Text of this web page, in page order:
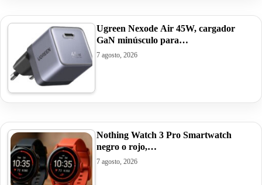
Ugreen Nexode Air 45W, cargador
GaN minúsculo para…
7 agosto, 2026
Nothing Watch 3 Pro Smartwatch
negro o rojo,…
7 agosto, 2026